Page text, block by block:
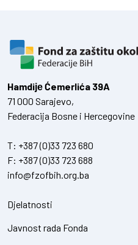
Hamdiје Ćemerlića 39A
71 000 Sarajevo,
Federacija Bosne i Hercegovine
T: +387 (0)33 723 680
F: +387 (0)33 723 688
info@fzofbih.org.ba
Djelatnosti
Javnost rada Fonda